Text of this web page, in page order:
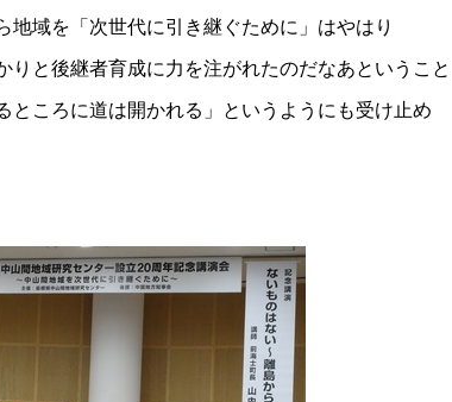
域を「次世代に引き継ぐために」はやはり
と後継者育成に力を注がれたのだなあということ
ころに道は開かれる」というようにも受け止め